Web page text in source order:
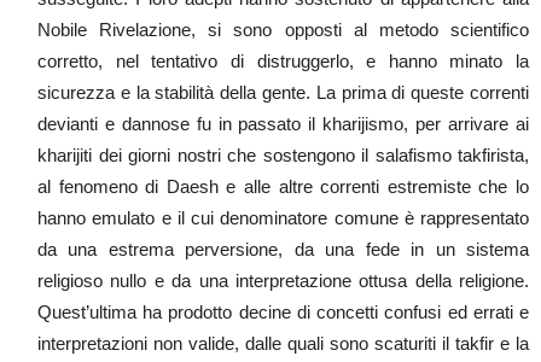
Nobile Rivelazione, si sono opposti al metodo scientifico
corretto, nel tentativo di distruggerlo, e hanno minato la
sicurezza e la stabilità della gente. La prima di queste correnti
devianti e dannose fu in passato il kharijismo, per arrivare ai
kharijiti dei giorni nostri che sostengono il salafismo takfirista,
al fenomeno di Daesh e alle altre correnti estremiste che lo
hanno emulato e il cui denominatore comune è rappresentato
da una estrema perversione, da una fede in un sistema
religioso nullo e da una interpretazione ottusa della religione.
Quest’ultima ha prodotto decine di concetti confusi ed errati e
interpretazioni non valide, dalle quali sono scaturiti il takfir e la